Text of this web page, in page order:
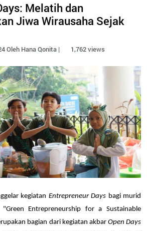
Melatih dan
Jiwa Wirausaha Sejak
Oleh Hana Qonita | 1,762 views
kegiatan Entrepreneur Days bagi murid
Entrepreneurship for a Sustainable
bagian dari kegiatan akbar Open Days